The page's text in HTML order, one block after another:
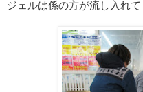
ジェルは係の方が流し入れ